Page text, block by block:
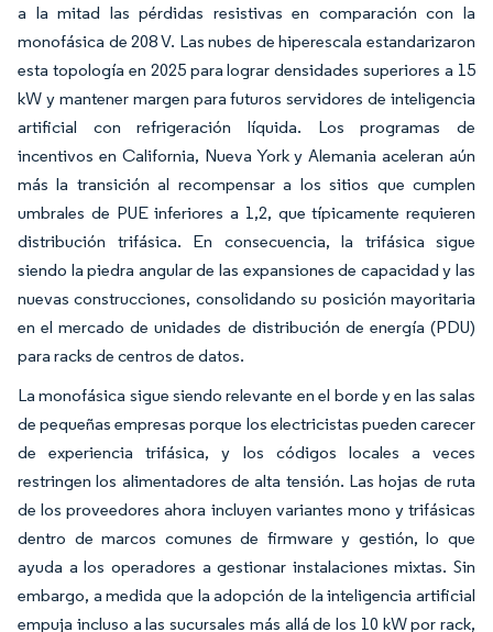
a la mitad las pérdidas resistivas en comparación con la
monofásica de 208 V. Las nubes de hiperescala estandarizaron
esta topología en 2025 para lograr densidades superiores a 15
kW y mantener margen para futuros servidores de inteligencia
artificial con refrigeración líquida. Los programas de
incentivos en California, Nueva York y Alemania aceleran aún
más la transición al recompensar a los sitios que cumplen
umbrales de PUE inferiores a 1,2, que típicamente requieren
distribución trifásica. En consecuencia, la trifásica sigue
siendo la piedra angular de las expansiones de capacidad y las
nuevas construcciones, consolidando su posición mayoritaria
en el mercado de unidades de distribución de energía (PDU)
para racks de centros de datos.
La monofásica sigue siendo relevante en el borde y en las salas
de pequeñas empresas porque los electricistas pueden carecer
de experiencia trifásica, y los códigos locales a veces
restringen los alimentadores de alta tensión. Las hojas de ruta
de los proveedores ahora incluyen variantes mono y trifásicas
dentro de marcos comunes de firmware y gestión, lo que
ayuda a los operadores a gestionar instalaciones mixtas. Sin
embargo, a medida que la adopción de la inteligencia artificial
empuja incluso a las sucursales más allá de los 10 kW por rack,